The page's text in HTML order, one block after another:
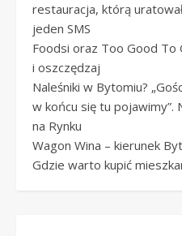
restauracja, którą
jeden SMS
Foodsi oraz Too Good To
i oszczędzaj
Naleśniki w Bytomiu?
w końcu się tu pojawimy”.
na Rynku
Wagon Wina – kierunek
Gdzie warto kupić